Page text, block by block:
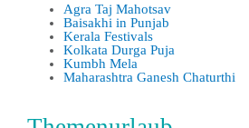
Agra Taj Mahotsav
Baisakhi in Punjab
Kerala Festivals
Kolkata Durga Puja
Kumbh Mela
Maharashtra Ganesh Chaturthi